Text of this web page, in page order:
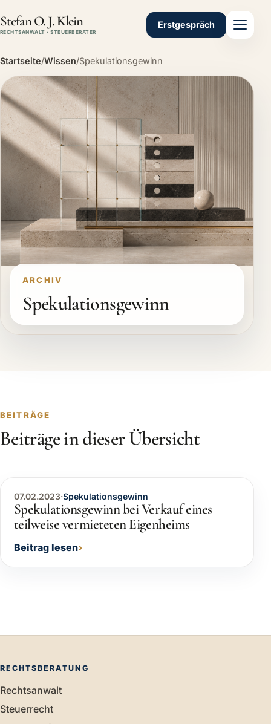
Stefan O. J. Klein
RECHTSANWALT · STEUERBERATER
Erstgespräch
Startseite/Wissen/Spekulationsgewinn
ARCHIV
Spekulationsgewinn
BEITRÄGE
Beiträge in dieser Übersicht
07.02.2023·Spekulationsgewinn
Spekulationsgewinn bei Verkauf eines
teilweise vermieteten Eigenheims
Beitrag lesen
RECHTSBERATUNG
Rechtsanwalt
Steuerrecht